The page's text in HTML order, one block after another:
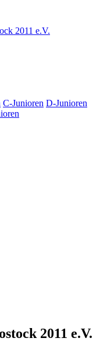
2011 e.V.
C-Junioren D-Junioren
2011 e.V.